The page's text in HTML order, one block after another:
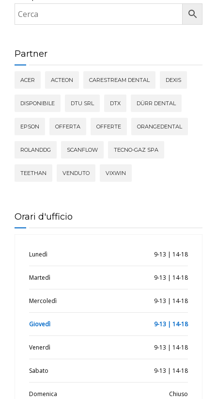
Partner
ACER ACTEON CARESTREAM DENTAL DEXIS
DISPONIBILE DTU SRL DTX DÜRR DENTAL
EPSON OFFERTA OFFERTE ORANGEDENTAL
ROLANDDG SCANFLOW TECNO-GAZ SPA
TEETHAN VENDUTO VIXWIN
Orari d'ufficio
Lunedì 9-13 | 14-18
Martedì 9-13 | 14-18
Mercoledì 9-13 | 14-18
Giovedì 9-13 | 14-18
Venerdì 9-13 | 14-18
Sabato 9-13 | 14-18
Domenica Chiuso